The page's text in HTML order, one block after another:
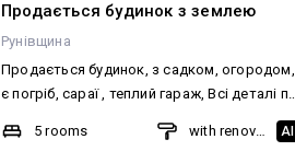
Продається будинок з землею
Рунівщина
Продається будинок, з садком, огородом,
є погріб, сараї , теплий гараж, Всі деталі по
види опалення, газ та встановлено
5 rooms
with renovation
AI